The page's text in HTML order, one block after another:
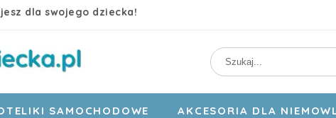
dla swojego dziecka!
SAMOCHODOWE AKCESORIA DLA